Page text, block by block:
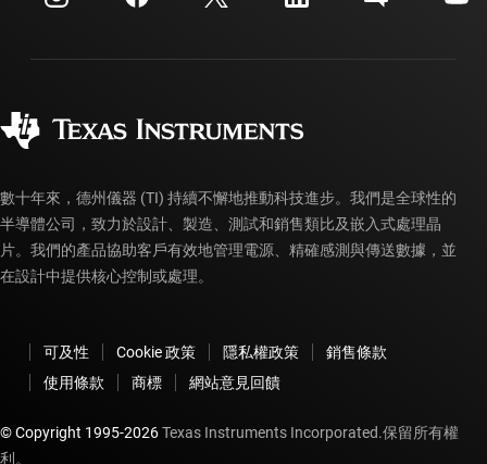
投資人關系
製造
myTI 帳戶常見問題解答
訂購 FAQ
數十年來，德州儀器 (TI) 持續不懈地推動科技進步。我們是全球性的
半導體公司，致力於設計、製造、測試和銷售類比及嵌入式處理晶
片。我們的產品協助客戶有效地管理電源、精確感測與傳送數據，並
在設計中提供核心控制或處理。
可及性 Cookie 政策 隱私權政策
銷售條款
使用條款
商標 網站意見回饋
© Copyright 1995-2026Texas Instruments Incorporated.保留所有權
利。